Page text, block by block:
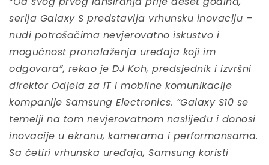
serija Galaxy S predstavlja vrhunsku inovaciju –
nudi potrošačima nevjerovatno iskustvo i
mogućnost pronalaženja uređaja koji im
odgovara”, rekao je DJ Koh, predsjednik i izvršni
direktor Odjela za IT i mobilne komunikacije
kompanije Samsung Electronics. “Galaxy S10 se
temelji na tom nevjerovatnom naslijeđu i donosi
inovacije u ekranu, kamerama i performansama.
Sa četiri vrhunska uređaja, Samsung koristi